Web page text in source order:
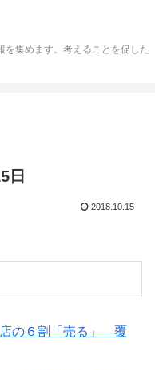
を集めます。考えることを促した
日
2018.10.15
の６割「売る」 覆